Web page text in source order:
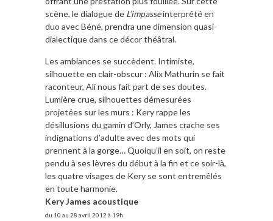
scène, le dialogue de L’impasseinterprété en
duo avec Béné, prendra une dimension quasi-
dialectique dans ce décor théâtral.
Les ambiances se succèdent. Intimiste,
silhouette en clair-obscur : Alix Mathurin se fait
raconteur, Ali nous fait part de ses doutes.
Lumière crue, silhouettes démesurées
projetées sur les murs : Kery rappe les
désillusions du gamin d’Orly, James crache ses
indignations d’adulte avec des mots qui
prennent à la gorge… Quoiqu’il en soit, on reste
pendu à ses lèvres du début à la fin et ce soir-là,
les quatre visages de Kery se sont entremêlés
en toute harmonie.
Kery James acoustique
du 10 au 28 avril 2012 à 19h